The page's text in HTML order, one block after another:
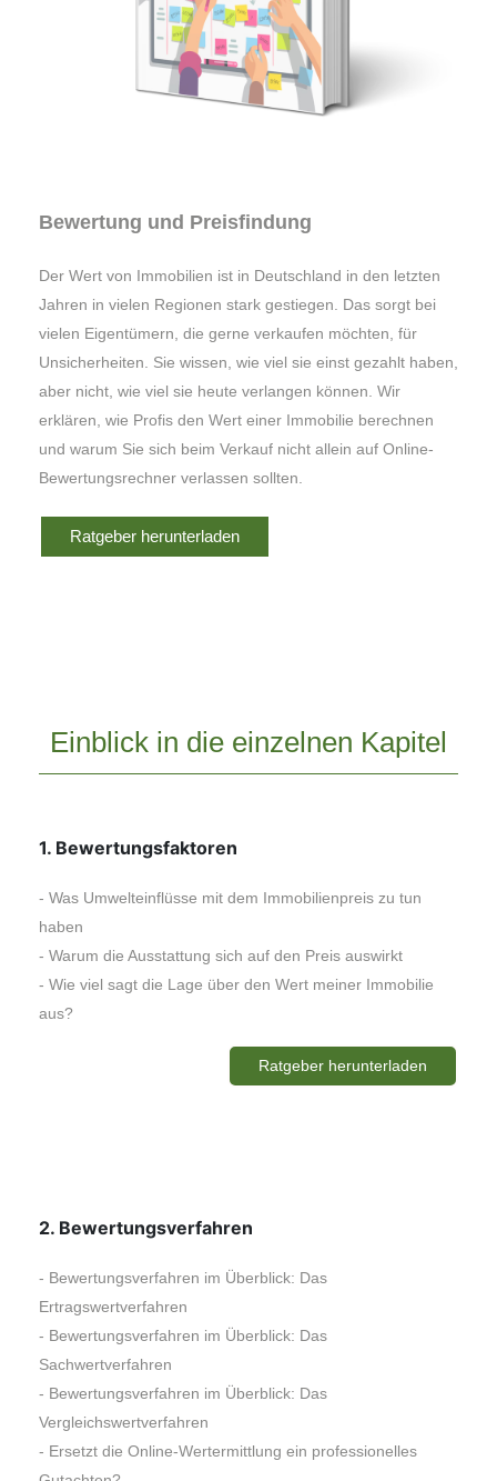
Bewertung und Preisfindung
Der Wert von Immobilien ist in Deutschland in den letzten
Jahren in vielen Regionen stark gestiegen. Das sorgt bei
vielen Eigentümern, die gerne verkaufen möchten, für
Unsicherheiten. Sie wissen, wie viel sie einst gezahlt haben,
aber nicht, wie viel sie heute verlangen können. Wir
erklären, wie Profis den Wert einer Immobilie berechnen
und warum Sie sich beim Verkauf nicht allein auf Online-
Bewertungsrechner verlassen sollten.
Ratgeber herunterladen
Einblick in die einzelnen Kapitel
1. Bewertungsfaktoren
- Was Umwelteinflüsse mit dem Immobilienpreis zu tun
haben
- Warum die Ausstattung sich auf den Preis auswirkt
- Wie viel sagt die Lage über den Wert meiner Immobilie
aus?
Ratgeber herunterladen
2. Bewertungsverfahren
- Bewertungsverfahren im Überblick: Das
Ertragswertverfahren
- Bewertungsverfahren im Überblick: Das
Sachwertverfahren
- Bewertungsverfahren im Überblick: Das
Vergleichswertverfahren
- Ersetzt die Online-Wertermittlung ein professionelles